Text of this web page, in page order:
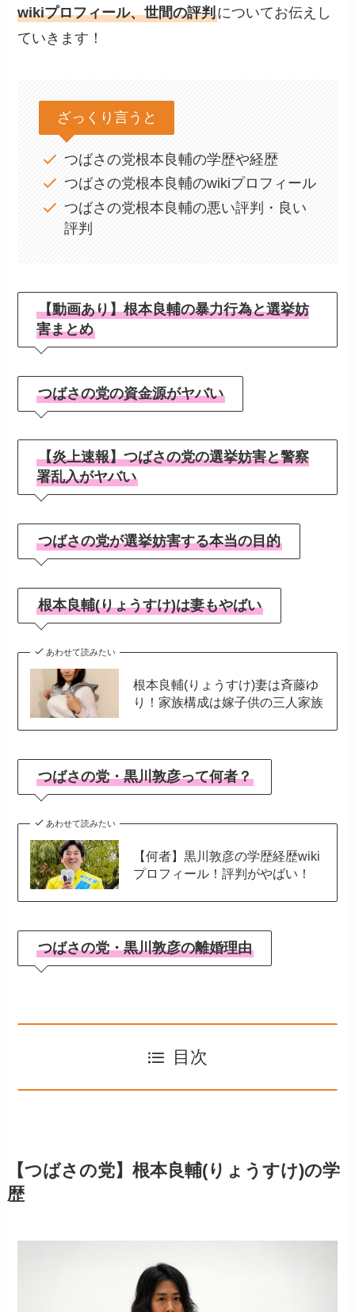
wikiプロフィール、世間の評判についてお伝えし
ていきます！
ざっくり言うと
つばさの党根本良輔の学歴や経歴
つばさの党根本良輔のwikiプロフィール
つばさの党根本良輔の悪い評判・良い
評判
【動画あり】根本良輔の暴力行為と選挙妨
害まとめ
つばさの党の資金源がヤバい
【炎上速報】つばさの党の選挙妨害と警察
署乱入がヤバい
つばさの党が選挙妨害する本当の目的
根本良輔(りょうすけ)は妻もやばい
あわせて読みたい
根本良輔(りょうすけ)妻は斉藤ゆ
り！家族構成は嫁子供の三人家族
つばさの党・黒川敦彦って何者？
あわせて読みたい
【何者】黒川敦彦の学歴経歴wiki
プロフィール！評判がやばい！
つばさの党・黒川敦彦の離婚理由
目次
【つばさの党】根本良輔(りょうすけ)の学
歴